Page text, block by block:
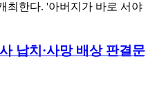
최한다. '아버지가 바로 서야
납치·사망 배상 판결문